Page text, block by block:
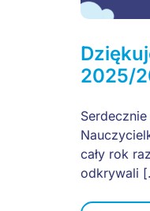
2025/
cały rok
odkrywali